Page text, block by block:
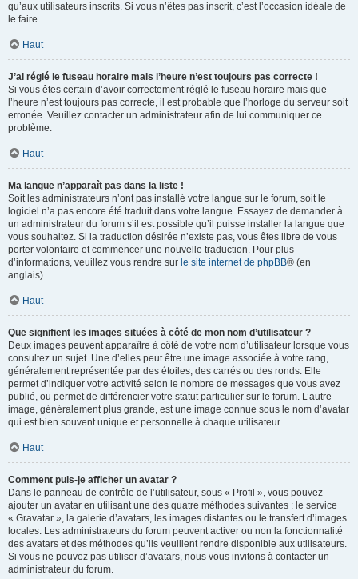
qu’aux utilisateurs inscrits. Si vous n’êtes pas inscrit, c’est l’occasion idéale de
le faire.
Haut
J’ai réglé le fuseau horaire mais l’heure n’est toujours pas correcte !
Si vous êtes certain d’avoir correctement réglé le fuseau horaire mais que
l’heure n’est toujours pas correcte, il est probable que l’horloge du serveur soit
erronée. Veuillez contacter un administrateur afin de lui communiquer ce
problème.
Haut
Ma langue n’apparaît pas dans la liste !
Soit les administrateurs n’ont pas installé votre langue sur le forum, soit le
logiciel n’a pas encore été traduit dans votre langue. Essayez de demander à
un administrateur du forum s’il est possible qu’il puisse installer la langue que
vous souhaitez. Si la traduction désirée n’existe pas, vous êtes libre de vous
porter volontaire et commencer une nouvelle traduction. Pour plus
d’informations, veuillez vous rendre sur le site internet de phpBB® (en
anglais).
Haut
Que signifient les images situées à côté de mon nom d’utilisateur ?
Deux images peuvent apparaître à côté de votre nom d’utilisateur lorsque vous
consultez un sujet. Une d’elles peut être une image associée à votre rang,
généralement représentée par des étoiles, des carrés ou des ronds. Elle
permet d’indiquer votre activité selon le nombre de messages que vous avez
publié, ou permet de différencier votre statut particulier sur le forum. L’autre
image, généralement plus grande, est une image connue sous le nom d’avatar
qui est bien souvent unique et personnelle à chaque utilisateur.
Haut
Comment puis-je afficher un avatar ?
Dans le panneau de contrôle de l’utilisateur, sous « Profil », vous pouvez
ajouter un avatar en utilisant une des quatre méthodes suivantes : le service
« Gravatar », la galerie d’avatars, les images distantes ou le transfert d’images
locales. Les administrateurs du forum peuvent activer ou non la fonctionnalité
des avatars et des méthodes qu’ils veuillent rendre disponible aux utilisateurs.
Si vous ne pouvez pas utiliser d’avatars, nous vous invitons à contacter un
administrateur du forum.